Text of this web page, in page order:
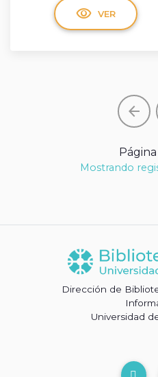
visibility VER
arrow_back
Página
Mostrando
Dirección de
Universidad